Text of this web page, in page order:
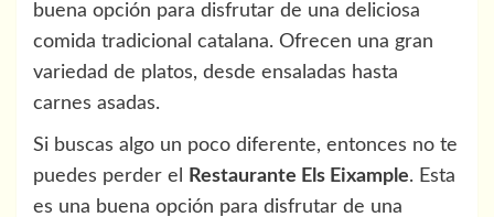
buena opción para disfrutar de una deliciosa
comida tradicional catalana. Ofrecen una gran
variedad de platos, desde ensaladas hasta
carnes asadas.
Si buscas algo un poco diferente, entonces no te
puedes perder el
Restaurante Els Eixample. Esta
es una buena opción para disfrutar de una